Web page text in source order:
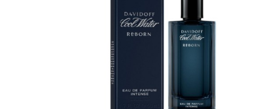
collo e
décolleté
Trattamento